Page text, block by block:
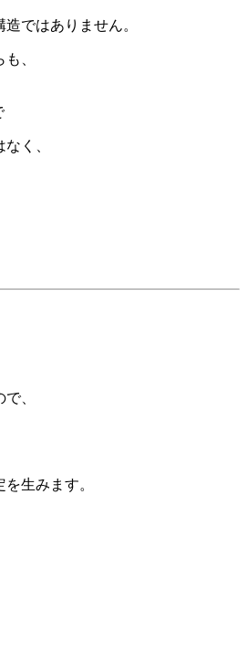
ではありません。
、
く、
、
生みます。